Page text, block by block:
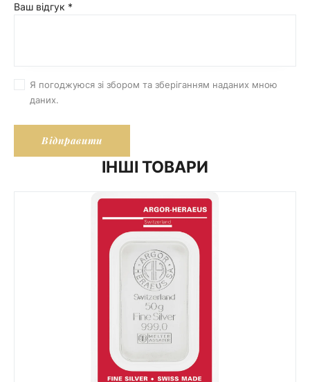
Ваш відгук *
Я погоджуюся зі збором та зберіганням наданих мною
даних.
ІНШІ ТОВАРИ